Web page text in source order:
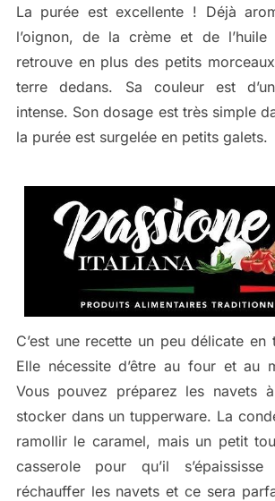
La purée est excellente ! Déjà
l’oignon, de la crème et de
retrouve en plus des petits
terre dedans. Sa couleur est
intense. Son dosage est très simple
la purée est surgelée en petits galets.
C’est une recette un peu délicate en
Elle nécessite d’être au four et au
Vous pouvez préparez les navets
stocker dans un tupperware. La
ramollir le caramel, mais un petit
casserole pour qu’il
réchauffer les navets et ce sera